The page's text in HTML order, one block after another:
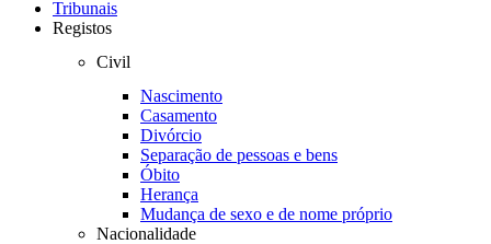
Tribunais
Registos
Civil
Nascimento
Casamento
Divórcio
Separação de pessoas e bens
Óbito
Herança
Mudança de sexo e de nome próprio
Nacionalidade